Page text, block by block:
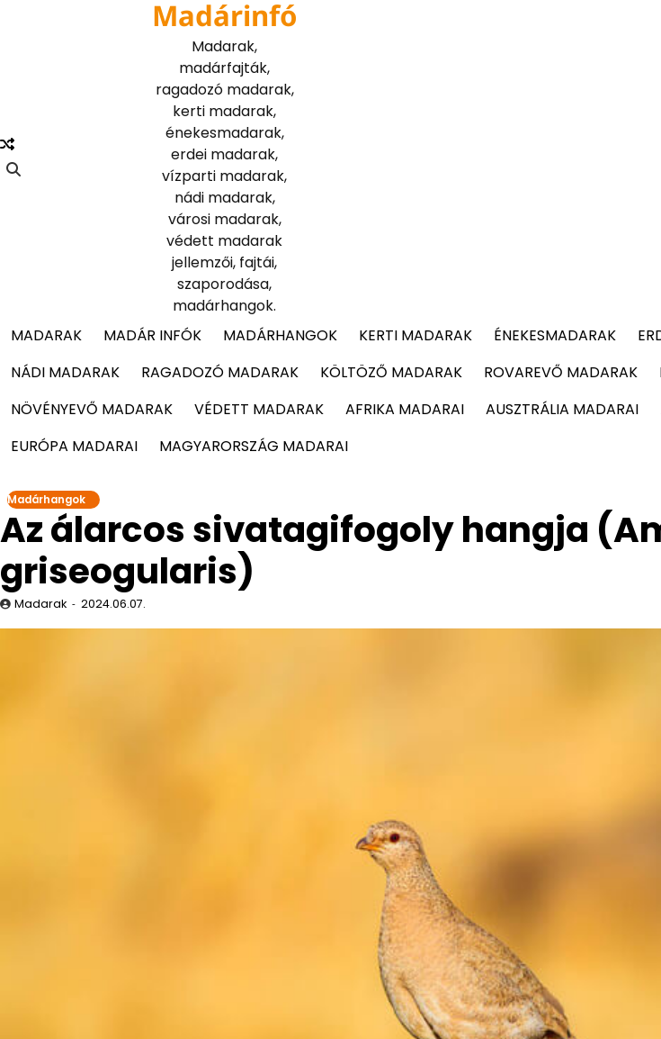
Madárinfó
Madarak,
madárfajták,
ragadozó madarak,
kerti madarak,
énekesmadarak,
erdei madarak,
vízparti madarak,
nádi madarak,
városi madarak,
védett madarak
jellemzői, fajtái,
szaporodása,
madárhangok.
MADARAK
MADÁR INFÓK MADÁRHANGOK KERTI MADARAK ÉNEKESMADARAK
NÁDI MADARAK
RAGADOZÓ MADARAK KÖLTÖZŐ MADARAK ROVAREVŐ MADARAK
NÖVÉNYEVŐ MADARAK
VÉDETT MADARAK AFRIKA MADARAI AUSZTRÁLIA MADARAI
EURÓPA MADARAI
MAGYARORSZÁG MADARAI
Madárhangok
Az álarcos sivatagifogoly hangja
griseogularis)
Madarak 2024.06.07.